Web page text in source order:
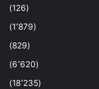
(126)
(1٬879)
(829)
(6٬620)
(18٬235)